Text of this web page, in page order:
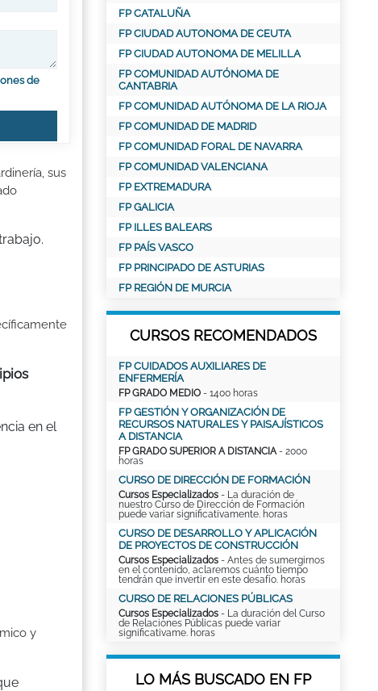
de
sus
en el
y
FP CATALUÑA
FP CIUDAD AUTONOMA DE CEUTA
FP CIUDAD AUTONOMA DE MELILLA
FP COMUNIDAD AUTÓNOMA DE
CANTABRIA
FP COMUNIDAD AUTÓNOMA DE LA RIOJA
FP COMUNIDAD DE MADRID
FP COMUNIDAD FORAL DE NAVARRA
FP COMUNIDAD VALENCIANA
FP EXTREMADURA
FP GALICIA
FP ILLES BALEARS
FP PAÍS VASCO
FP PRINCIPADO DE ASTURIAS
FP REGIÓN DE MURCIA
CURSOS RECOMENDADOS
FP CUIDADOS AUXILIARES DE
ENFERMERÍA
FP GRADO MEDIO - 1400 horas
FP GESTIÓN Y ORGANIZACIÓN DE
RECURSOS NATURALES Y PAISAJÍSTICOS
A DISTANCIA
FP GRADO SUPERIOR A DISTANCIA- 2000
horas
CURSO DE DIRECCIÓN DE FORMACIÓN
Cursos Especializados - La duración de
nuestro Curso de Dirección de Formación
puede variar significativamente. horas
CURSO DE DESARROLLO Y APLICACIÓN
DE PROYECTOS DE CONSTRUCCIÓN
Cursos Especializados - Antes de sumergirnos
en el contenido, aclaremos cuánto tiempo
tendrán que invertir en este desafío. horas
CURSO DE RELACIONES PÚBLICAS
Cursos Especializados - La duración del Curso
de Relaciones Públicas puede variar
significativame. horas
LO MÁS BUSCADO EN FP